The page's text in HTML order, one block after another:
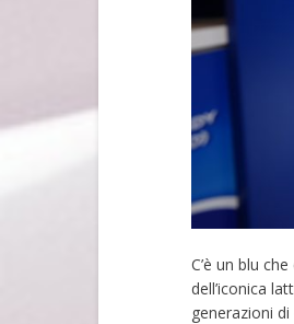
C’è un blu
dell’iconica
generazioni